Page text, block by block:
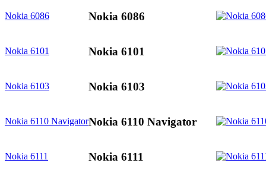
Nokia 6086 Nokia 6086
Nokia 6101 Nokia 6101
Nokia 6103 Nokia 6103
Nokia 6110 NavigatorNokia 6110 Navigator
Nokia 6111 Nokia 6111